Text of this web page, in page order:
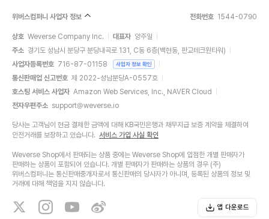
위버스컴퍼니 사업자 정보 전화번호 1544-0790
상호 Weverse Company Inc. 대표자 양주일
주소 경기도 성남시 분당구 분당내곡로 131, C동 6층(백현동, 판교테크원타워)
사업자등록번호 716-87-01158 사업자 정보 확인
통신판매업 신고번호 제 2022-성남분당A-0557호
호스팅 서비스 사업자 Amazon Web Services, Inc., NAVER Cloud
전자우편주소 support@weverse.io
당사는 고객님이 현금 결제한 금액에 대해 KB국민은행과 채무지급 보증 계약을 체결하여
안전거래를 보장하고 있습니다. 서비스 가입 사실 확인
Weverse Shop에서 판매되는 상품 중에는 Weverse Shop에 입점한 개별 판매자가
판매하는 상품이 포함되어 있습니다. 개별 판매자가 판매하는 상품의 경우 (주)
위버스컴퍼니는 통신판매중개자로서 통신판매의 당사자가 아니며, 등록된 상품의 정보 및
거래에 대해 책임을 지지 않습니다.
앱 다운로드